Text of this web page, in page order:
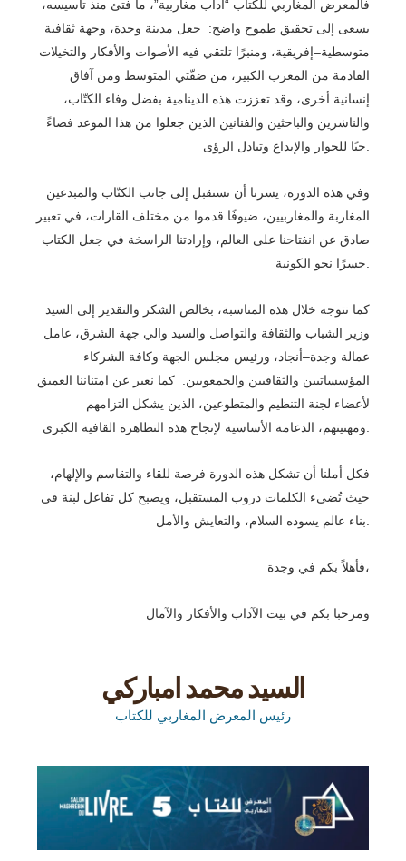
فالمعرض المغاربي للكتاب “آداب مغاربية”، ما فتئ منذ تأسيسه،
يسعى إلى تحقيق طموح واضح: جعل مدينة وجدة، وجهة ثقافية
متوسطية–إفريقية، ومنبرًا تلتقي فيه الأصوات والأفكار والتخيلات
القادمة من المغرب الكبير، من ضفّتي المتوسط ومن آفاق
إنسانية أخرى، وقد تعززت هذه الدينامية بفضل وفاء الكتّاب،
والناشرين والباحثين والفنانين الذين جعلوا من هذا الموعد فضاءً
حيًا للحوار والإبداع وتبادل الرؤى.
وفي هذه الدورة، يسرنا أن نستقبل إلى جانب الكتّاب والمبدعين
المغاربة والمغاربيين، ضيوفًا قدموا من مختلف القارات، في تعبير
صادق عن انفتاحنا على العالم، وإرادتنا الراسخة في جعل الكتاب
جسرًا نحو الكونية.
كما نتوجه خلال هذه المناسبة، بخالص الشكر والتقدير إلى السيد
وزير الشباب والثقافة والتواصل والسيد والي جهة الشرق، عامل
عمالة وجدة–أنجاد، ورئيس مجلس الجهة وكافة الشركاء
المؤسساتيين والثقافيين والجمعويين. كما نعبر عن امتناننا العميق
لأعضاء لجنة التنظيم والمتطوعين، الذين يشكل التزامهم
ومهنيتهم، الدعامة الأساسية لإنجاح هذه التظاهرة القافية الكبرى.
فكل أملنا أن تشكل هذه الدورة فرصة للقاء والتقاسم والإلهام،
حيث تُضيء الكلمات دروب المستقبل، ويصبح كل تفاعل لبنة في
بناء عالم يسوده السلام، والتعايش والأمل.
فأهلاً بكم في وجدة،
ومرحبا بكم في بيت الآداب والأفكار والآمال
السيد محمد امباركي
رئيس المعرض المغاربي للكتاب